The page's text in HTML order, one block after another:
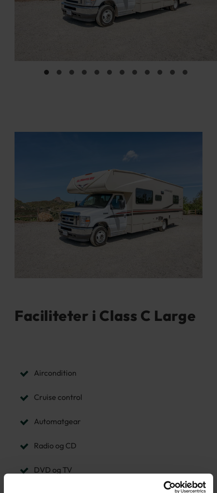
Faciliteter i Class C Large
Aircondition
Cruise control
Automatgear
Radio og CD
DVD og TV